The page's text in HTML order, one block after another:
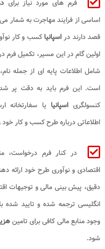
فرم های مورد نیاز برای
اساسی از فرایند مهاجرت به شمار
قصد دارند در اسپانیاکسب و کار
اولین گام در این مسیر، تکمیل
شامل اطلاعات پایه ای از جمله
است. این فرم باید به دقت پر
کنسولگری اسپانیا یا سفارتخانه
اطلاعاتی درباره طرح کسب و کار خود
در کنار فرم درخواست،
اقتصادی و نوآوری طرح خود ارائه
دقیق، پیش بینی مالی و توجیهات
انگلیسی ترجمه شده و تایید شده
وجود منابع مالی کافی برای تامین
شود.